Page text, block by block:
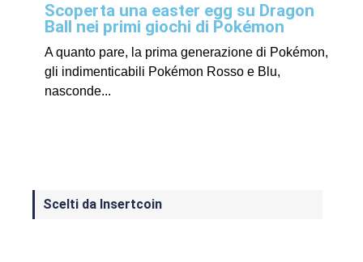
Scoperta una easter egg su Dragon
Ball nei primi giochi di Pokémon
A quanto pare, la prima generazione di Pokémon,
gli indimenticabili Pokémon Rosso e Blu,
nasconde...
Scelti da Insertcoin